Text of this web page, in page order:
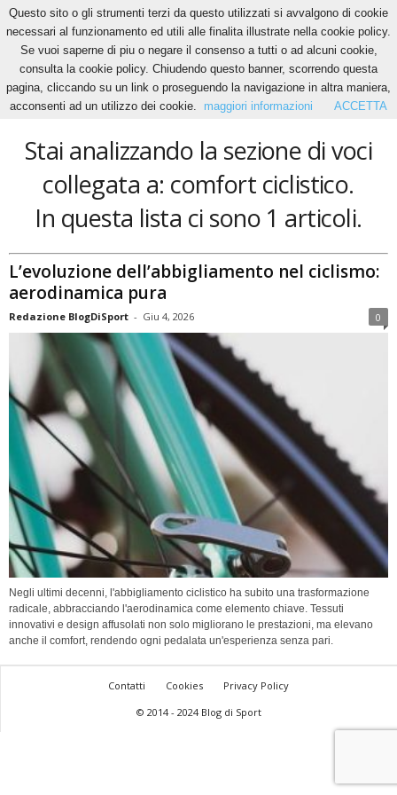
Home Tags Comfort ciclistico
comfort ciclistico
Stai analizzando la sezione di voci
collegata a: comfort ciclistico.
In questa lista ci sono 1 articoli.
L’evoluzione dell’abbigliamento nel ciclismo:
aerodinamica pura
Redazione BlogDiSport - Giu 4, 2026 0
Negli ultimi decenni, l'abbigliamento ciclistico ha subito una trasformazione
radicale, abbracciando l'aerodinamica come elemento chiave. Tessuti
innovativi e design affusolati non solo migliorano le prestazioni, ma elevano
anche il comfort, rendendo ogni pedalata un'esperienza senza pari.
Contatti Cookies
Privacy Policy
© 2014 - 2024 Blog di Sport
Questo sito o gli strumenti terzi da questo utilizzati si avvalgono di cookie
necessari al funzionamento ed utili alle finalita illustrate nella cookie policy.
Se vuoi saperne di piu o negare il consenso a tutti o ad alcuni cookie,
consulta la cookie policy. Chiudendo questo banner, scorrendo questa
pagina, cliccando su un link o proseguendo la navigazione in altra maniera,
acconsenti ad un utilizzo dei cookie.
maggiori informazioni ACCETTA